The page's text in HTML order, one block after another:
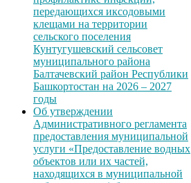
передающихся иксодовыми
клещами на территории
сельского поселения
Кунтугушевский сельсовет
муниципального района
Балтачевский район Республики
Башкортостан на 2026 – 2027
годы
Об утверждении
Административного регламента
предоставления муниципальной
услуги «Предоставление водных
объектов или их частей,
находящихся в муниципальной